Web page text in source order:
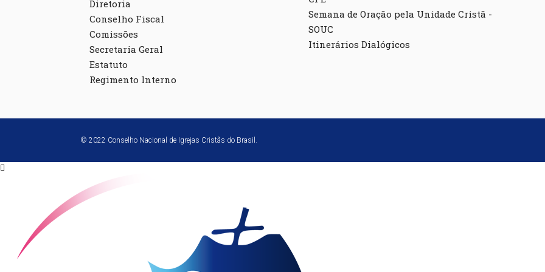
Diretoria
Conselho Fiscal
Comissões
Secretaria Geral
Estatuto
Regimento Interno
Semana de Oração pela Unidade Cristã -
SOUC
Itinerários Dialógicos
© 2022 Conselho Nacional de Igrejas Cristãs do Brasil.